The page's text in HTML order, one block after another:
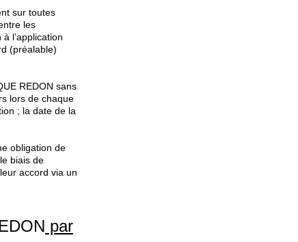
sur toutes
les
l’application
(préalable)
REDON sans
lors de chaque
; la date de la
obligation de
biais de
accord via un
par